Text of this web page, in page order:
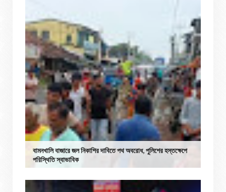
বামনখালি বাজারে জল নিকাশির দাবিতে পথ অবরোধ, পুলিশের হস্তক্ষেপে
পরিস্থিতি স্বাভাবিক